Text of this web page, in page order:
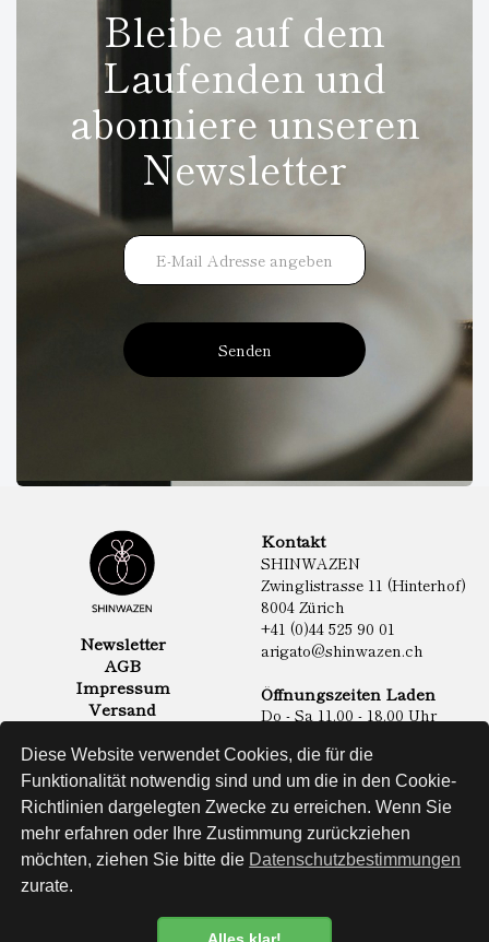
Diese Website verwendet Cookies, die für die
Funktionalität notwendig sind und um die in den Cookie-
Richtlinien dargelegten Zwecke zu erreichen. Wenn Sie
mehr erfahren oder Ihre Zustimmung zurückziehen
möchten, ziehen Sie bitte die Datenschutzbestimmungen
zurate.
Bleibe auf dem
Laufenden und
abonniere unseren
Newsletter
Senden
Newsletter
AGB
Impressum
Versand
Kontakt
SHINWAZEN
Zwinglistrasse 11 (Hinterhof)
8004 Zürich
+41 (0)44 525 90 01
arigato@shinwazen.ch
Öffnungszeiten Laden
Do - Sa 11.00 - 18.00 Uhr
Online Shop
Lebensmittel
Sake & Shochu
Non Food
Spirituosen